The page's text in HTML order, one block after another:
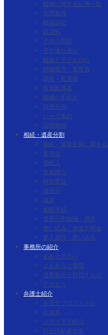
離婚に関する記事一覧
共同親権
離婚訴訟
慰謝料
子供の問題
子の連れ去り
離婚と子どもの心
婚姻費用・養育費
親権・監護権
有責配偶者
離婚の手続き
財産分与
ハーグ条約
国際離婚
相続・遺産分割
相続・遺産分割に関す
寄与分
相続人
生前贈与
特別受益
遺留分
遺言
相続手続
遺産分割協議・調停
使い込み・使途不明金
老人虐待・囲い込み
事務所の紹介
初めての方へ
よくあるご質問
当事務所が目指すもの
アクセス
弁護士紹介
弁護士プロフィール
出版本
メディアで紹介
社会活動参加中